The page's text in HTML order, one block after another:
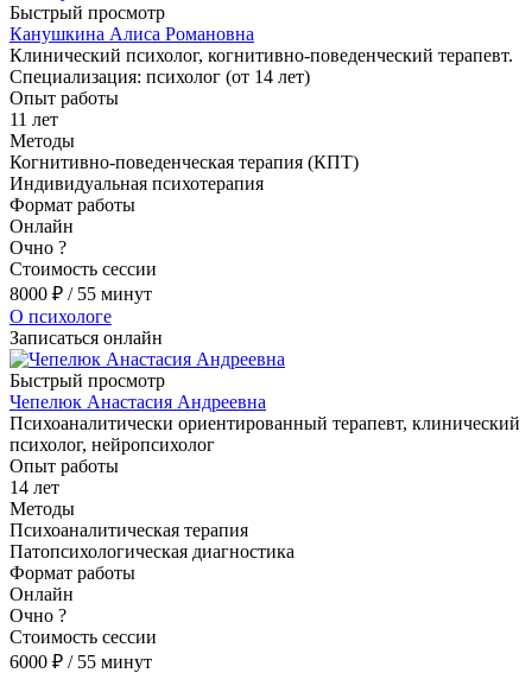
Быстрый просмотр
Канушкина Алиса Романовна
Клинический психолог, когнитивно-поведенческий терапевт.
Специализация: психолог (от 14 лет)
Опыт работы
11 лет
Методы
Когнитивно-поведенческая терапия (КПТ)
Индивидуальная психотерапия
Формат работы
Онлайн
Очно ?
Стоимость сессии
8000 ₽ / 55 минут
О психологе
Записаться онлайн
Быстрый просмотр
Чепелюк Анастасия Андреевна
Психоаналитически ориентированный терапевт, клинический
психолог, нейропсихолог
Опыт работы
14 лет
Методы
Психоаналитическая терапия
Патопсихологическая диагностика
Формат работы
Онлайн
Очно ?
Стоимость сессии
6000 ₽ / 55 минут